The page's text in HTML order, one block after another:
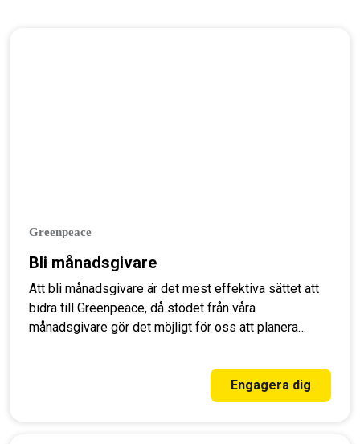
Greenpeace
Bli månadsgivare
Att bli månadsgivare är det mest effektiva sättet att
bidra till Greenpeace, då stödet från våra
månadsgivare gör det möjligt för oss att planera
kunna vinna livsviktiga segrar för miljön.
Engagera dig